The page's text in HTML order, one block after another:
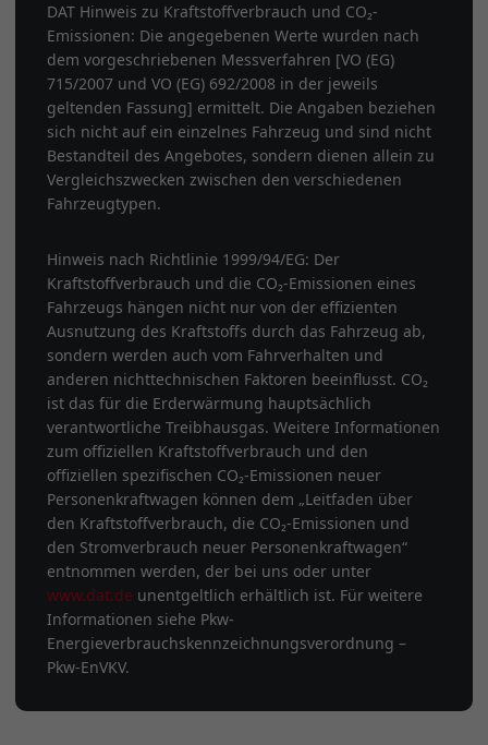
DAT Hinweis zu Kraftstoffverbrauch und CO₂-
Emissionen: Die angegebenen Werte wurden nach
dem vorgeschriebenen Messverfahren [VO (EG)
715/2007 und VO (EG) 692/2008 in der jeweils
geltenden Fassung] ermittelt. Die Angaben beziehen
sich nicht auf ein einzelnes Fahrzeug und sind nicht
Bestandteil des Angebotes, sondern dienen allein zu
Vergleichszwecken zwischen den verschiedenen
Fahrzeugtypen.
Hinweis nach Richtlinie 1999/94/EG: Der
Kraftstoffverbrauch und die CO₂-Emissionen eines
Fahrzeugs hängen nicht nur von der effizienten
Ausnutzung des Kraftstoffs durch das Fahrzeug ab,
sondern werden auch vom Fahrverhalten und
anderen nichttechnischen Faktoren beeinflusst. CO₂
ist das für die Erderwärmung hauptsächlich
verantwortliche Treibhausgas. Weitere Informationen
zum offiziellen Kraftstoffverbrauch und den
offiziellen spezifischen CO₂-Emissionen neuer
Personenkraftwagen können dem „Leitfaden über
den Kraftstoffverbrauch, die CO₂-Emissionen und
den Stromverbrauch neuer Personenkraftwagen“
entnommen werden, der bei uns oder unter
www.dat.de unentgeltlich erhältlich ist. Für weitere
Informationen siehe Pkw-
Energieverbrauchskennzeichnungsverordnung –
Pkw-EnVKV.